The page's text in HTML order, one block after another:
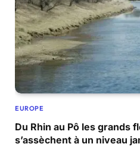
EUROPE
Du Rhin au Pô les grands
s’assèchent à un niveau